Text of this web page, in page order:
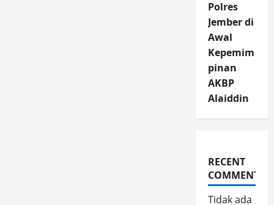
Polres
Jember di
Awal
Kepemim
pinan
AKBP
Alaiddin
RECENT
COMMENTS
Tidak ada